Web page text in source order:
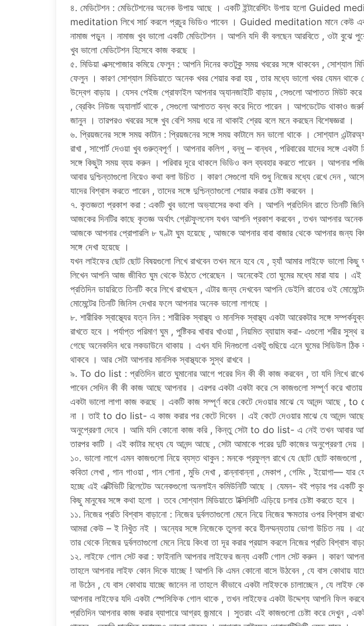
৪. মেডিটেশন : মেডিটেশনের অনেক উপায় আছে । একটি ইন্টারেস্টিং উপায় হলো Guided
meditation লিখে সার্চ করলে প্রচুর ভিডিও পাবেন । Guided meditation মানে কেউ
নামাজ পড়ুন । নামাজ খুব ভালো একটি মেডিটেশন । আপনি যদি কী বলছেন আরবিতে , ওটা বুঝে
খুব ভালো মেডিটেশন হিসেবে কাজ করছে ।
৫. মিডিয়া এক্সপোজার কমিয়ে ফেলুন : আপনি দিনের কতটুকু সময় খবরের সঙ্গে থাকবেন , সোশ্যাল
ফেলুন । কারণ সোশ্যাল মিডিয়াতে অনেক খবর শেয়ার করা হয় , তার মধ্যে ভালো খবর যেমন
উদ্বেগ বাড়ায় । যেসব পেইজ প্রোফাইল আপনার অ্যানজাইটি বাড়ায় , সেগুলো আপাতত মিউট করে
, ব্রেকিং নিউজ অ্যালার্ট থাকে , সেগুলো আপাতত বন্ধ করে দিতে পারেন । আপডেটেড থাকাও
জানুন । তারপরও খবরের সঙ্গে খুব বেশি সময় ধরে না থাকাই শ্রেয় বলে মনে করছেন বিশেষজ্ঞরা ।
৬. প্রিয়জনের সঙ্গে সময় কাটান : প্রিয়জনের সঙ্গে সময় কাটালে মন ভালো থাকে । সোশ্যাল
রাখা , সাপোর্ট দেওয়া খুব গুরুত্বপূর্ণ । আপনার কলিগ , বন্ধু – বান্ধব , পরিবারের যাদের সঙ্গে একটা
সঙ্গে কিছুটা সময় ব্যয় করুন । পরিবার দূরে থাকলে ভিডিও কল ব্যবহার করতে পারেন । আপনার
আবার দুশ্চিন্তাগুলো নিয়েও কথা বলা উচিত । কারণ সেগুলো যদি শুধু নিজের মধ্যে রেখে দেন ,
যাদের বিশ্বাস করতে পারেন , তাদের সঙ্গে দুশ্চিন্তাগুলো শেয়ার করার চেষ্টা করবেন ।
৭. কৃতজ্ঞতা প্রকাশ করা : একটি খুব ভালো অভ্যাসের কথা বলি । আপনি প্রতিদিন রাতে তিনটি
আজকের দিনটির কাছে কৃতজ্ঞ অর্থাৎ গ্রেটফুলনেস যখন আপনি প্রকাশ করবেন , তখন আপনার অনেক
আজকে আপনার প্রোপারলি ৮ ঘণ্টা ঘুম হয়েছে , আজকে আপনার বাবা বাজার থেকে আপনার জন্য
সঙ্গে দেখা হয়েছে ।
যখন লাইফের ছোট ছোট বিষয়গুলো লিখে রাখবেন তখন মনে হবে যে , হ্যাঁ আমার লাইফে ভালো
লিখেন আপনি আজ জীবিত ঘুম থেকে উঠতে পেরেছেন । অনেকেই তো ঘুমের মধ্যে মারা যায় ।
প্রতিদিন ডায়রিতে তিনটি করে লিখে রাখছেন , এটার জন্য দেখবেন আপনি ডেইলি রাতের ওই
মোমেন্টের তিনটি জিনিস দেখার ফলে আপনার অনেক ভালো লাগছে ।
৮. শারীরিক স্বাস্থ্যের যত্ন নিন : শারীরিক স্বাস্থ্য ও মানসিক স্বাস্থ্য একটা আরেকটার সঙ্গে
রাখতে হবে । পর্যাপ্ত পরিমাণ ঘুম , পুষ্টিকর খাবার খাওয়া , নিয়মিত ব্যায়াম করা- এগুলো শরীর সুস্থ
গেছে অনেকদিন ধরে লকডাউনে থাকায় । এখন যদি দিনগুলো একটু গুছিয়ে এনে ঘুমের সিডিউল ঠিক
থাকবে । আর সেটা আপনার মানসিক স্বাস্থ্যকে সুস্থ রাখবে ।
৯. To do list : প্রতিদিন রাতে ঘুমানোর আগে পরের দিন কী কী কাজ করবেন , তা যদি লিখে
পাবেন সেদিন কী কী কাজ আছে আপনার । এরপর একটা একটা করে সে কাজগুলো সম্পূর্ণ করে
একটা ভালো লাগা কাজ করছে । একটি কাজ সম্পূর্ণ করে কেটে দেওয়ার মাঝে যে আনন্দ আছে ,
না । তাই to do list- এ কাজ করার পর কেটে দিবেন । এই কেটে দেওয়ার মাঝে যে আনন্দ আছে
অনুপ্রেরণা দেবে । আমি যদি কোনো কাজ করি , কিন্তু সেটা to do list- এ নেই তখন আবার
তারপর কাটি । এই কাটার মধ্যে যে আনন্দ আছে , সেটা আমাকে পরের দুটি কাজের অনুপ্রেরণা দেয় ।
১০. ভালো লাগে এমন কাজগুলো নিয়ে ব্যস্ত থাকুন : মনকে প্রফুল্ল রাখে যে ছোট ছোট কাজগুলো ,
কবিতা লেখা , গান গাওয়া , গান শোনা , মুভি দেখা , রান্নাবান্না , মেকাপ , গেমিং , ইয়োগা— যার
হচ্ছে এই এক্টিভিটি রিলেটেড অনেকগুলো অনলাইন কমিউনিটি আছে । যেমন- বই পড়ার পর একটি
কিছু মানুষের সঙ্গে কথা হলো । তবে সোশ্যাল মিডিয়াতে টক্সিসিটি এড়িয়ে চলার চেষ্টা করতে হবে ।
১১. নিজের প্রতি বিশ্বাস বাড়ানো : নিজের দুর্বলতাগুলো মেনে নিয়ে নিজের ক্ষমতার ওপর বিশ্বাস
আমরা কেউ – ই নিখুঁত নই । অন্যের সঙ্গে নিজেকে তুলনা করে হীনম্মন্যতায় ভোগা উচিত নয় ।
তার থেকে নিজের দুর্বলতাগুলো মেনে নিয়ে কিংবা তা দূর করার প্রয়াস করলে নিজের প্রতি বিশ্বাস
১২. লাইফে গোল সেট করা : ফাইনালি আপনার লাইফের জন্য একটি গোল সেট করুন । কারণ
তাহলে আপনার লাইফ কোন দিকে যাচ্ছে ! আপনি কি এমন কোনো বাসে উঠবেন , যে বাস কোথায়
না উঠেন , যে বাস কোথায় যাচ্ছে জানেন না তাহলে কীভাবে একটা লাইফকে চালাচ্ছেন , যে লাইফ
আপনার লাইফের যদি একটা স্পেসিফিক গোল থাকে , তখন লাইফের একটা উদ্দেশ্য আপনি ফিল
প্রতিদিন আপনার কাজ করার ব্যাপারে আগ্রহ জন্মাবে । সুতরাং এই কাজগুলো চেষ্টা করে দেখুন , একই